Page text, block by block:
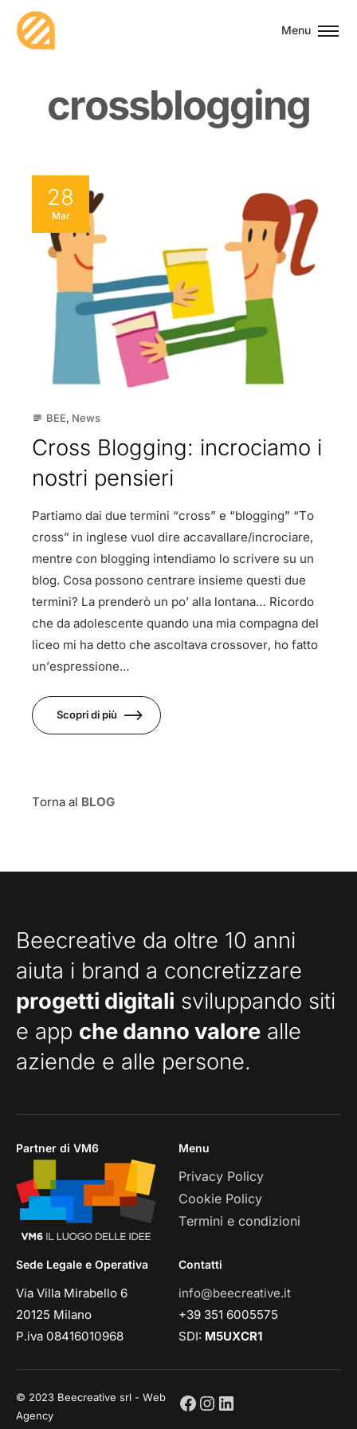
Menu
crossblogging
28
Mar
subject BEE, News
Cross Blogging: incrociamo i
nostri pensieri
Partiamo dai due termini “cross” e “blogging” “To
cross” in inglese vuol dire accavallare/incrociare,
mentre con blogging intendiamo lo scrivere su un
blog. Cosa possono centrare insieme questi due
termini? La prenderò un po’ alla lontana… Ricordo
che da adolescente quando una mia compagna del
liceo mi ha detto che ascoltava crossover, ho fatto
un’espressione...
Scopri di più
Torna al BLOG
Beecreative da oltre 10 anni
aiuta i brand a concretizzare
progetti digitali sviluppando siti
e app che danno valore alle
aziende e alle persone.
Partner di VM6 Menu
Privacy Policy
Cookie Policy
Termini e condizioni
Sede Legale e Operativa
Via Villa Mirabello 6
20125 Milano
P.iva 08416010968
Contatti
info@beecreative.it
+39 351 6005575
SDI: M5UXCR1
© 2023 Beecreative srl - Web
Agency